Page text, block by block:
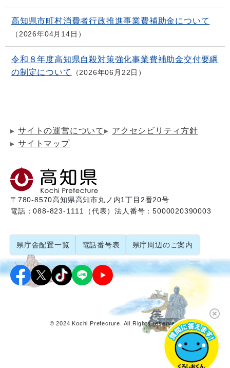
高知県市町村消費者行政推進事業費補助金について
2026年04月14日
令和８年度高知県自殺対策強化事業費補助金交付要綱
の制定について
2026年06月22日
サイトの運営について
アクセシビリティ方針
サイトマップ
〒780-8570高知県高知市丸ノ内1丁目2番20号
電話：088-823-1111（代表）法人番号：5000020390003
県庁舎配置一覧 電話番号表 県庁周辺のご案内
© 2024 Kochi Prefecture. All Rights reserved.